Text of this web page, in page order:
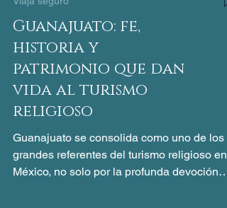
Viaja seguro
Guanajuato: fe,
historia y
patrimonio que dan
religioso
Guanajuato se consolida como uno de los